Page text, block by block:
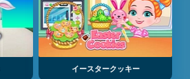
イースタークッキー